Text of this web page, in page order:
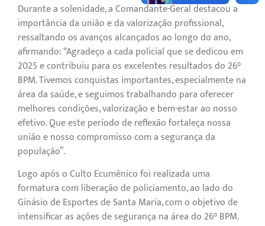
Durante a solenidade, a Comandante-Geral destacou a
importância da união e da valorização profissional,
ressaltando os avanços alcançados ao longo do ano,
afirmando: “Agradeço a cada policial que se dedicou em
2025 e contribuiu para os excelentes resultados do 26°
BPM. Tivemos conquistas importantes, especialmente na
área da saúde, e seguimos trabalhando para oferecer
melhores condições, valorização e bem-estar ao nosso
efetivo. Que este período de reflexão fortaleça nossa
união e nosso compromisso com a segurança da
população”.
Logo após o Culto Ecumênico foi realizada uma
formatura com liberação de policiamento, ao lado do
Ginásio de Esportes de Santa Maria, com o objetivo de
intensificar as ações de segurança na área do 26° BPM.